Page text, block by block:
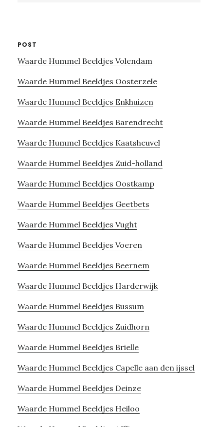
POST
Waarde Hummel Beeldjes Volendam
Waarde Hummel Beeldjes Oosterzele
Waarde Hummel Beeldjes Enkhuizen
Waarde Hummel Beeldjes Barendrecht
Waarde Hummel Beeldjes Kaatsheuvel
Waarde Hummel Beeldjes Zuid-holland
Waarde Hummel Beeldjes Oostkamp
Waarde Hummel Beeldjes Geetbets
Waarde Hummel Beeldjes Vught
Waarde Hummel Beeldjes Voeren
Waarde Hummel Beeldjes Beernem
Waarde Hummel Beeldjes Harderwijk
Waarde Hummel Beeldjes Bussum
Waarde Hummel Beeldjes Zuidhorn
Waarde Hummel Beeldjes Brielle
Waarde Hummel Beeldjes Capelle aan den ijssel
Waarde Hummel Beeldjes Deinze
Waarde Hummel Beeldjes Heiloo